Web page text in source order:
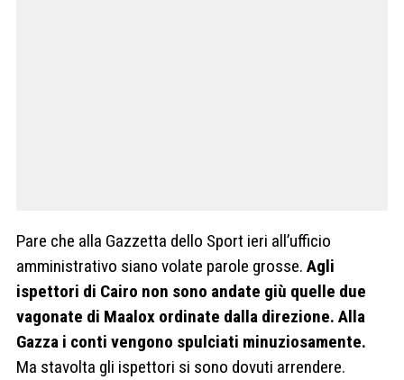
Pare che alla Gazzetta dello Sport ieri all’ufficio
amministrativo siano volate parole grosse. Agli
ispettori di Cairo non sono andate giù quelle due
vagonate di Maalox ordinate dalla direzione. Alla
Gazza i conti vengono spulciati minuziosamente.
Ma stavolta gli ispettori si sono dovuti arrendere.